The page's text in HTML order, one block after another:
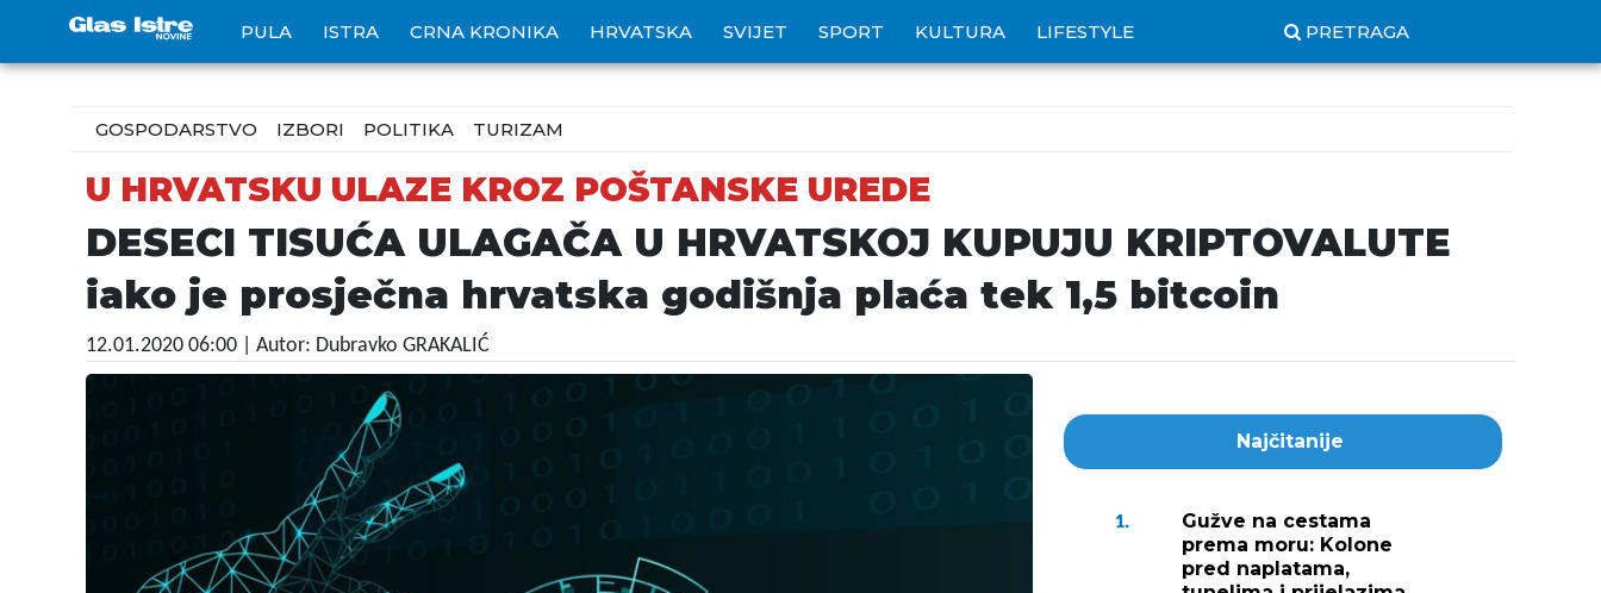
PULA ISTRA CRNA KRONIKA HRVATSKA SVIJET SPORT KULTURA LIFESTYLE PRETRAGA
GOSPODARSTVO IZBORI POLITIKA TURIZAM
U HRVATSKU ULAZE KROZ POŠTANSKE UREDE
DESECI TISUĆA ULAGAČA U HRVATSKOJ KUPUJU KRIPTOVALUTE
iako je prosječna hrvatska godišnja plaća tek 1,5 bitcoin
12.01.2020 06:00 | Autor: Dubravko GRAKALIĆ
Najčitanije
1.
Gužve na cestama
prema moru: Kolone
pred naplatama,